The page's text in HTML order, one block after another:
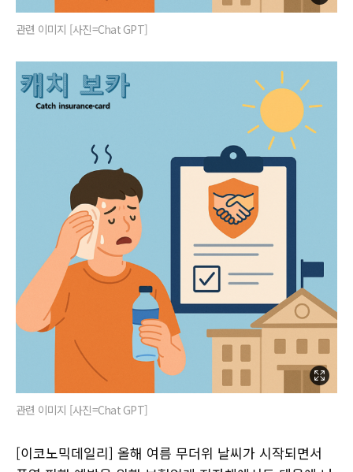
관련 이미지 [사진=Chat GPT]
관련 이미지 [사진=Chat GPT]
[이코노믹데일리] 올해 여름 무더위 날씨가 시작되면서